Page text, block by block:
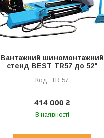
Вантажний шиномонтажний
стенд BEST TR57 до 52"
TR 57
414 000 ₴
В наявності